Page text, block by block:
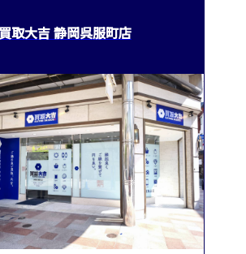
買取大吉 静岡呉服町店